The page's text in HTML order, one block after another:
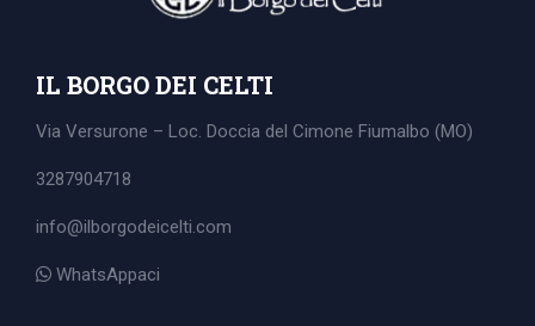
IL BORGO DEI CELTI
Via Versurone – Loc. Doccia del Cimone Fiumalbo (MO)
3287904718
info@ilborgodeicelti.com
WhatsAppaci